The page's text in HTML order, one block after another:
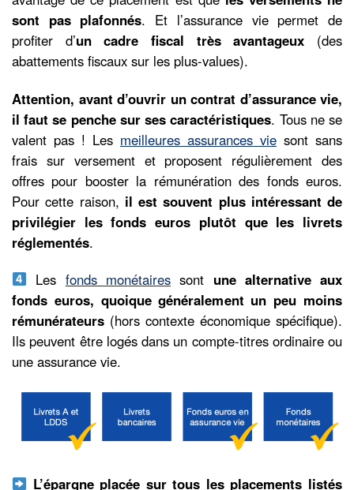
sont pas plafonnés. Et l’assurance vie permet de
profiter d’un cadre fiscal très avantageux (des
abattements fiscaux sur les plus-values).
Attention, avant d’ouvrir un contrat d’assurance vie,
il faut se penche sur ses caractéristiques. Tous ne se
valent pas ! Les meilleures assurances vie sont sans
frais sur versement et proposent régulièrement des
offres pour booster la rémunération des fonds euros.
Pour cette raison, il est souvent plus intéressant de
privilégier les fonds euros plutôt que les livrets
réglementés.
Les fonds monétaires sont une alternative aux
fonds euros, quoique généralement un peu moins
rémunérateurs (hors contexte économique spécifique).
Ils peuvent être logés dans un compte-titres ordinaire ou
une assurance vie.
L’épargne placée sur tous les placements listés